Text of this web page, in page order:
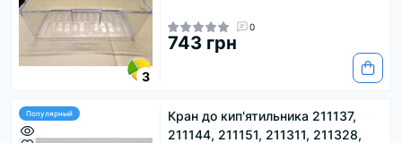
3
0
743 грн
Популярный
Кран до кип'ятильника 211137,
211144, 211151, 211311, 211328,